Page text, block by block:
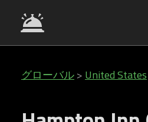
グローバル> United States